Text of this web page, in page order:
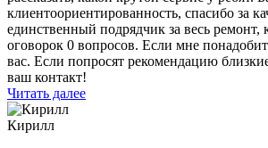
клиентоориентированность, спасибо за
единственный подрядчик за весь ремонт,
оговорок 0 вопросов. Если мне
вас. Если попросят рекомендацию
ваш контакт!
Читать далее
Кирилл